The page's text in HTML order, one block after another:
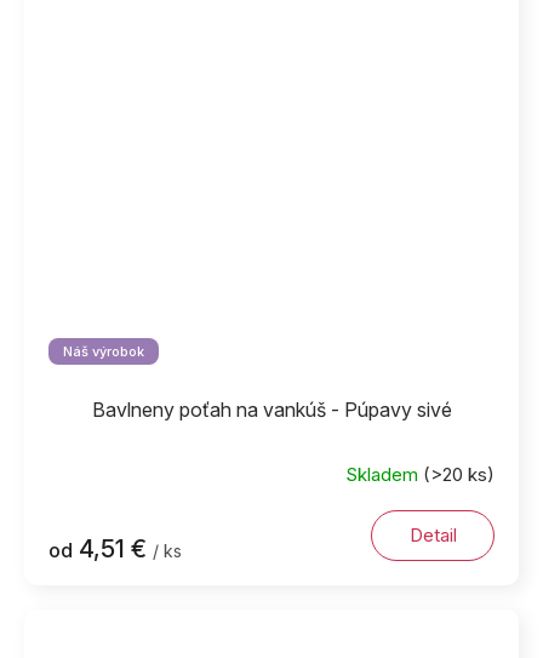
Náš výrobok
Bavlneny poťah na vankúš - Púpavy sivé
Skladem (>20 ks)
od 4,51 € / ks
Detail